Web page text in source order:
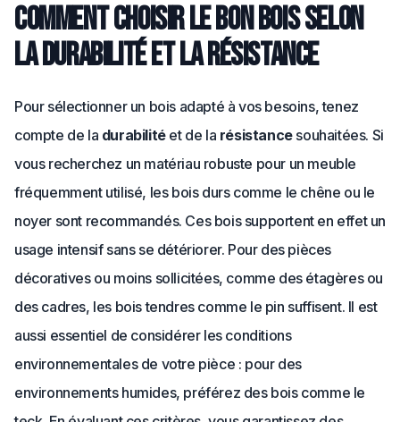
Comment choisir le bon bois selon
la durabilité et la résistance
Pour sélectionner un bois adapté à vos besoins, tenez
compte de la durabilitéet de la résistancesouhaitées. Si
vous recherchez un matériau robuste pour un meuble
fréquemment utilisé, les bois durs comme le chêne ou le
noyer sont recommandés. Ces bois supportent en effet un
usage intensif sans se détériorer. Pour des pièces
décoratives ou moins sollicitées, comme des étagères ou
des cadres, les bois tendres comme le pin suffisent. Il est
aussi essentiel de considérer les conditions
environnementales de votre pièce : pour des
environnements humides, préférez des bois comme le